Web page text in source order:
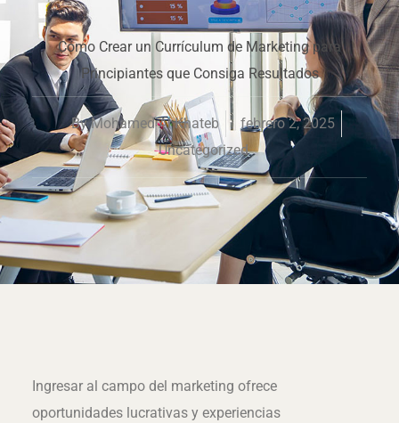
Cómo Crear un Currículum de Marketing para
Principiantes que Consiga Resultados
ByMohamed Al Khateb
febrero 2, 2025
Uncategorized
Ingresar al campo del marketing ofrece
oportunidades lucrativas y experiencias